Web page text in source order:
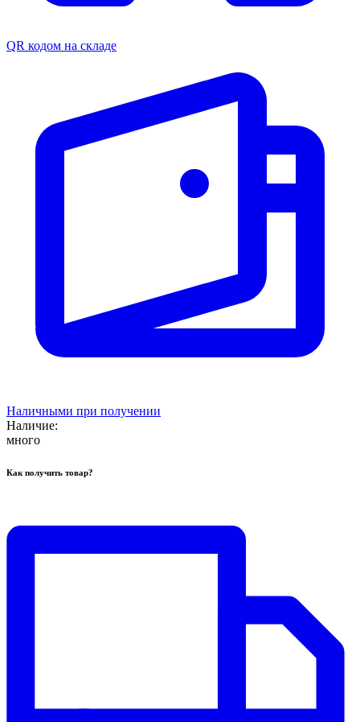
QR кодом на складе
Наличными при получении
Наличие:
много
Как получить товар?